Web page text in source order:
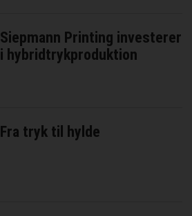
Siepmann Printing investerer
i hybridtrykproduktion
Fra tryk til hylde